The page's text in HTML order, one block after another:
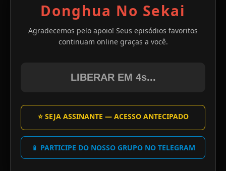
Donghua No Sekai
Agradecemos pelo apoio! Seus episódios favoritos
continuam online graças a você.
LIBERAR EM 4s...
⭐ SEJA ASSINANTE — ACESSO ANTECIPADO
📱 PARTICIPE DO NOSSO GRUPO NO TELEGRAM